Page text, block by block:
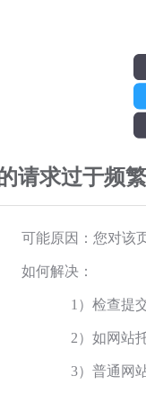
请求过于频
可能原因：您对该
如何解决：
1）检查提
2）如网站
3）普通网